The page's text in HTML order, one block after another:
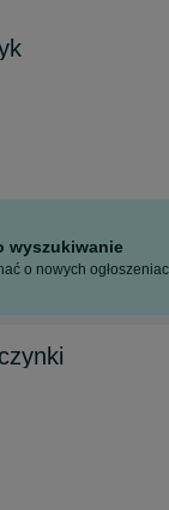
wyszukiwanie
o nowych